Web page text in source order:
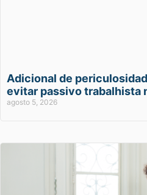
Adicional de
evitar passivo trabalhista
agosto 5, 2026